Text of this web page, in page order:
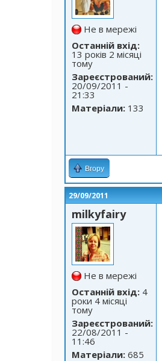
Не в мережі
Останній вхід:
13 років 2 місяці
тому
Зареєстрований:
20/09/2011 -
21:33
Матеріали: 133
Вгору
29/09/2011
milkyfairy
Не в мережі
Останній вхід: 4
роки 4 місяці
тому
Зареєстрований:
22/08/2011 -
11:46
Матеріали: 685